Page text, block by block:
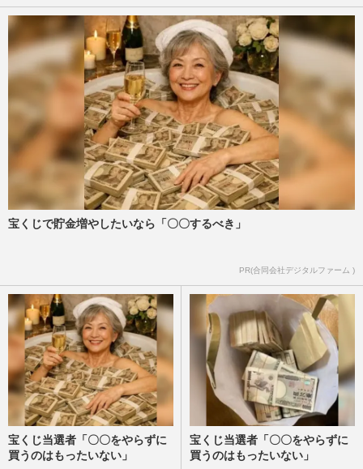
宝くじで貯金増やしたいなら「〇〇するべき」
PR(合同会社デジタルファーム )
宝くじ当選者「〇〇をやらずに
買うのはもったいない」
宝くじ当選者「〇〇をやらずに
買うのはもったいない」